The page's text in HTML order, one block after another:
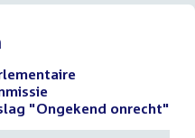
"Ongekend onrecht"